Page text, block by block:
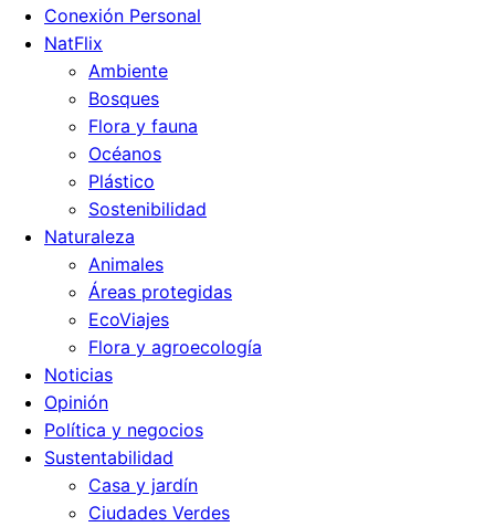
Conexión Personal
NatFlix
Ambiente
Bosques
Flora y fauna
Océanos
Plástico
Sostenibilidad
Naturaleza
Animales
Áreas protegidas
EcoViajes
Flora y agroecología
Noticias
Opinión
Política y negocios
Sustentabilidad
Casa y jardín
Ciudades Verdes